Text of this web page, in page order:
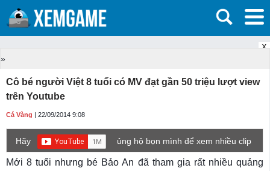
X
»
Cô bé người Việt 8 tuổi có MV đạt gần 50 triệu lượt view
trên Youtube
Cá Vàng | 22/09/2014 9:08
Hãy
ủng hộ bọn mình để xem nhiều clip
game mới hơn nhé!
Mới 8 tuổi nhưng bé Bảo An đã tham gia rất nhiều quảng